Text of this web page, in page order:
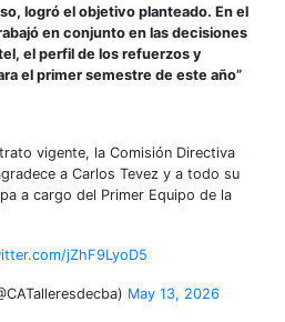
logró el objetivo planteado. En el
en conjunto en las decisiones
el perfil de los refuerzos y
el primer semestre de este año”
vigente, la Comisión Directiva
a Carlos Tevez y a todo su
a cargo del Primer Equipo de la
jZhF9LyoD5
May 13, 2026